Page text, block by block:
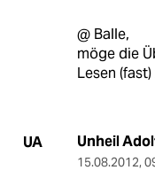
@ Balle,
möge die
Lesen
UA Unheil
15.08.2012,